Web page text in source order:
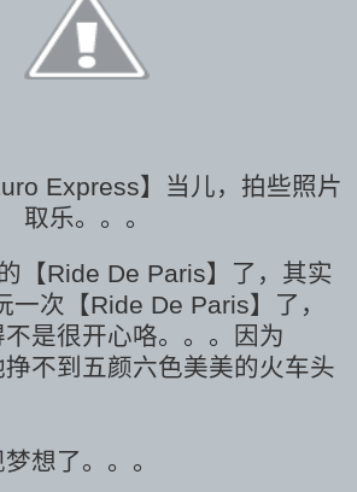
Express】当儿，拍些照片
取乐。。。
【Ride De Paris】了，其实
一次【Ride De Paris】了，
是很开心咯。。。因为
不到五颜六色美美的火车头
想了。。。